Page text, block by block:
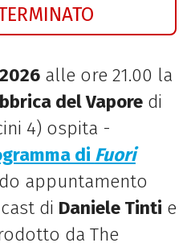
alle ore 21.00 la
del Vaporedi
4) ospita -
di Fuori
appuntamento
di Daniele Tinti e
da The